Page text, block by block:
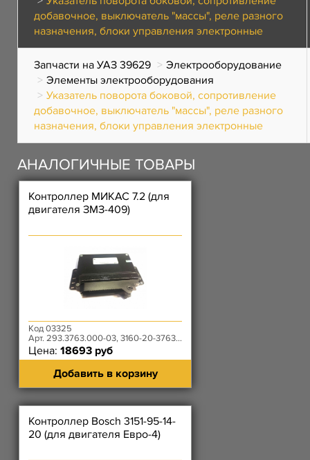
добавочное, выключатель "массы", реле разного
назначения, блоки управления электронные
Запчасти на УАЗ 39629
Электрооборудование
Элементы электрооборудования
Указатель поворота боковой, сопротивление
добавочное, выключатель "массы", реле разного
назначения, блоки управления электронные
АНАЛОГИЧНЫЕ ТОВАРЫ
Контроллер МИКАС 7.2 (для
двигателя ЗМЗ-409)
Код 03325
Арт. 293.3763.000-03, 3160-20-3763010-10
Цена: 18693 руб
Добавить в корзину
Контроллер Bosch 3151-95-14-
20 (для двигателя Евро-4)